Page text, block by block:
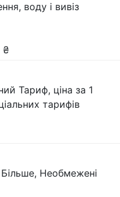
воду і вивіз
₴
Тариф, ціна за 1
тарифів
Необмежені